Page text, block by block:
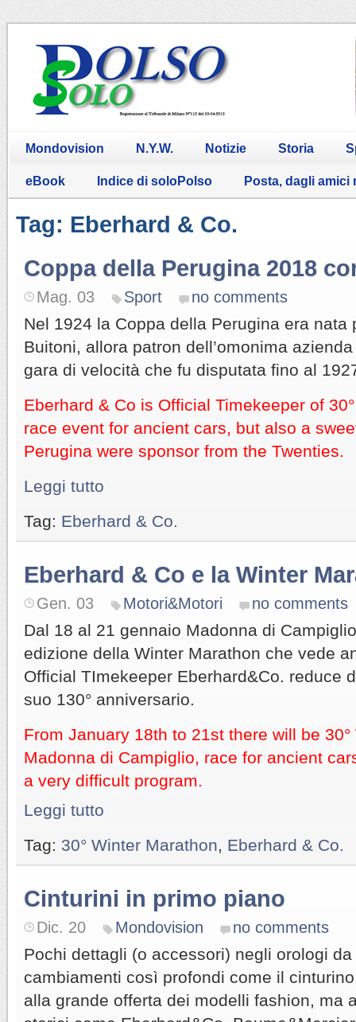
Mondovision N.Y.W. Notizie Storia
eBook Indice di soloPolso Posta, dagli amici
Tag: Eberhard & Co.
Coppa della Perugina 2018
Mag. 03 Sport no comments
Nel 1924 la Coppa della Perugina era nata
Buitoni, allora patron dell’omonima
gara di velocità che fu disputata fino al
Eberhard & Co is Official Timekeeper of
race event for ancient cars, but also a
Perugina were sponsor from the Twenties.
Leggi tutto
Tag: Eberhard & Co.
Eberhard & Co e la Winter
Gen. 03 Motori&Motori no comments
Dal 18 al 21 gennaio Madonna di
edizione della Winter Marathon che vede
Official TImekeeper Eberhard&Co. reduce
suo 130° anniversario.
From January 18th to 21st there will be
Madonna di Campiglio, race for ancient
a very difficult program.
Leggi tutto
Tag: 30° Winter Marathon Eberhard & Co.
Cinturini in primo piano
Dic. 20 Mondovision no comments
Pochi dettagli (o accessori) negli orologi
cambiamenti così profondi come il
alla grande offerta dei modelli fashion, ma